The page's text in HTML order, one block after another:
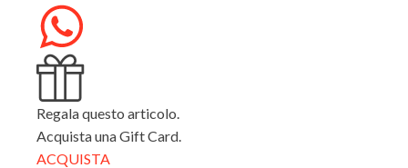
Regala questo articolo.
Acquista una Gift Card.
ACQUISTA